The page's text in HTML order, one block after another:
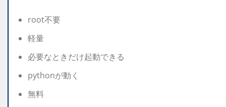
root不要
軽量
必要なときだけ起動できる
pythonが動く
無料